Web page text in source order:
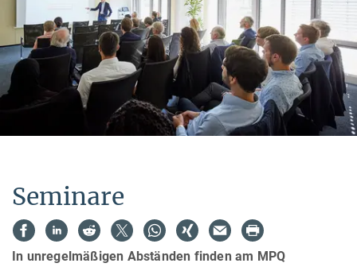
Seminare
In unregelmäßigen Abständen finden am MPQ